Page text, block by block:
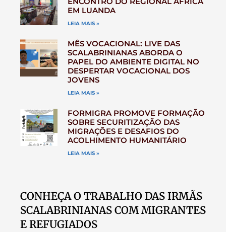
EM LUANDA
LEIA MAIS »
MÊS VOCACIONAL: LIVE DAS
SCALABRINIANAS ABORDA O
PAPEL DO AMBIENTE DIGITAL NO
DESPERTAR VOCACIONAL DOS
JOVENS
LEIA MAIS »
FORMIGRA PROMOVE FORMAÇÃO
SOBRE SECURITIZAÇÃO DAS
MIGRAÇÕES E DESAFIOS DO
ACOLHIMENTO HUMANITÁRIO
LEIA MAIS »
CONHEÇA O TRABALHO DAS IRMÃS
SCALABRINIANAS COM MIGRANTES
E REFUGIADOS